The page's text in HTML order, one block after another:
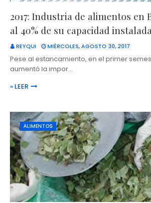
2017: Industria de alimentos en
al 40% de su capacidad
REYQUI MIÉRCOLES, AGOSTO 30, 2017
Pese al estancamiento, en el primer
aumentó la impor…
» LEER
ALIMENTOS